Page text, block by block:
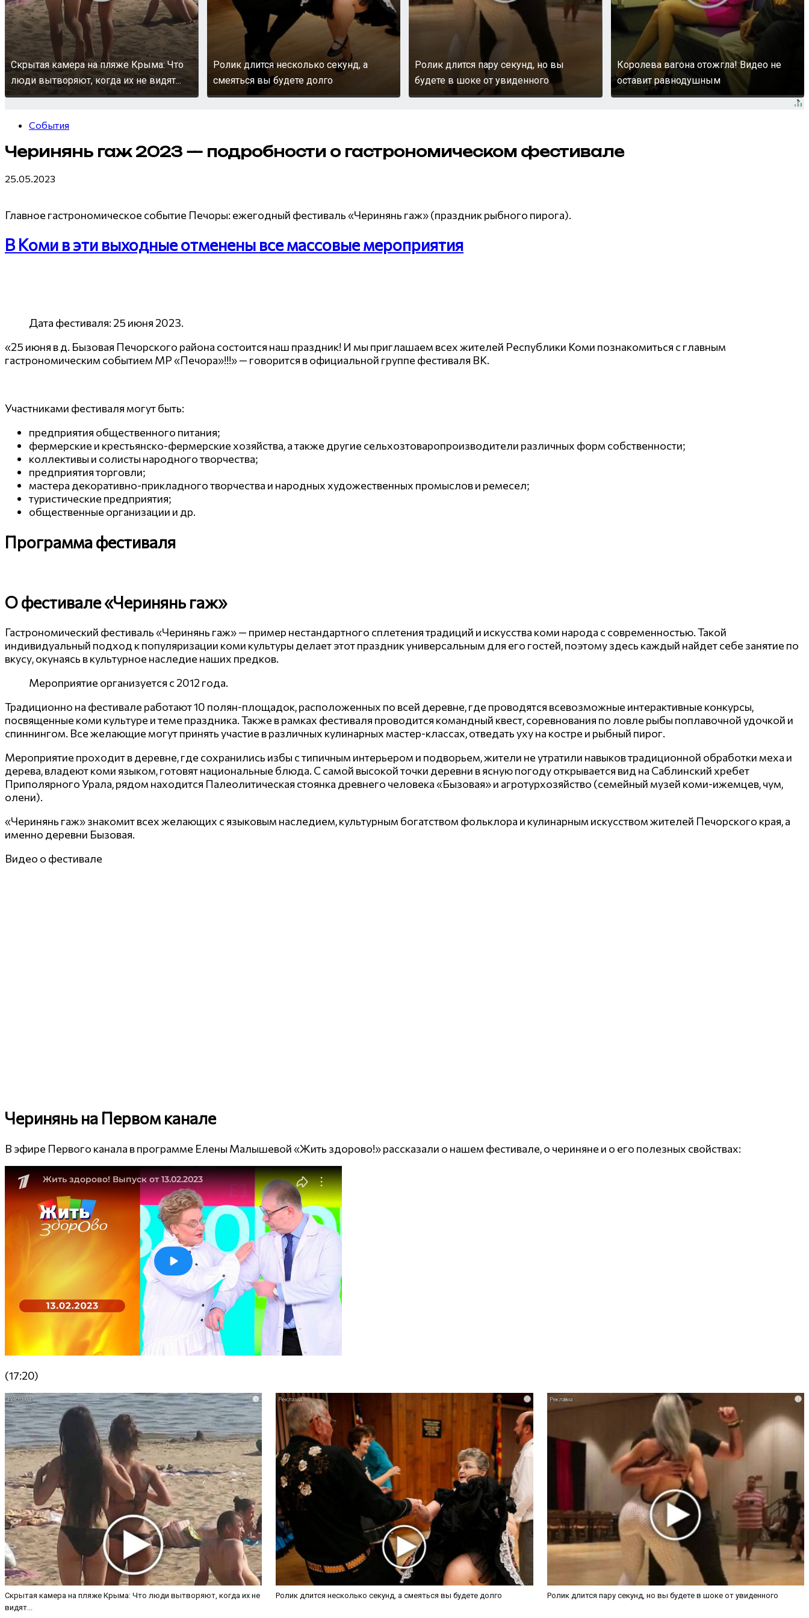
Скрытая камера на пляже Крыма: Что
люди вытворяют, когда их не видят...
Ролик длится несколько секунд, а
смеяться вы будете долго
Ролик длится пару секунд, но вы
будете в шоке от увиденного
Королева вагона отожгла! Видео не
оставит равнодушным
События
Черинянь гаж 2023 — подробности о гастрономическом фестивале
25.05.2023
Главное гастрономическое событие Печоры: ежегодный фестиваль «Черинянь гаж» (праздник рыбного пирога).
В Коми в эти выходные отменены все массовые мероприятия
Дата фестиваля: 25 июня 2023.
«25 июня в д. Бызовая Печорского района состоится наш праздник! И мы приглашаем всех жителей Республики Коми познакомиться с главным
гастрономическим событием МР «Печора»!!!» — говорится в официальной группе фестиваля ВК.
Участниками фестиваля могут быть:
предприятия общественного питания;
фермерские и крестьянско-фермерские хозяйства, а также другие сельхозтоваропроизводители различных форм собственности;
коллективы и солисты народного творчества;
предприятия торговли;
мастера декоративно-прикладного творчества и народных художественных промыслов и ремесел;
туристические предприятия;
общественные организации и др.
Программа фестиваля
О фестивале «Черинянь гаж»
Гастрономический фестиваль «Черинянь гаж» — пример нестандартного сплетения традиций и искусства коми народа с современностью. Такой
индивидуальный подход к популяризации коми культуры делает этот праздник универсальным для его гостей, поэтому здесь каждый найдет себе занятие по
вкусу, окунаясь в культурное наследие наших предков.
Мероприятие организуется с 2012 года.
Традиционно на фестивале работают 10 полян-площадок, расположенных по всей деревне, где проводятся всевозможные интерактивные конкурсы,
посвященные коми культуре и теме праздника. Также в рамках фестиваля проводится командный квест, соревнования по ловле рыбы поплавочной удочкой и
спиннингом. Все желающие могут принять участие в различных кулинарных мастер-классах, отведать уху на костре и рыбный пирог.
Мероприятие проходит в деревне, где сохранились избы с типичным интерьером и подворьем, жители не утратили навыков традиционной обработки меха и
дерева, владеют коми языком, готовят национальные блюда. С самой высокой точки деревни в ясную погоду открывается вид на Саблинский хребет
Приполярного Урала, рядом находится Палеолитическая стоянка древнего человека «Бызовая» и агротурхозяйство (семейный музей коми-ижемцев, чум,
олени).
«Черинянь гаж» знакомит всех желающих с языковым наследием, культурным богатством фольклора и кулинарным искусством жителей Печорского края, а
именно деревни Бызовая.
Видео о фестивале
Черинянь на Первом канале
В эфире Первого канала в программе Елены Малышевой «Жить здорово!» рассказали о нашем фестивале, о чериняне и о его полезных свойствах:
(17:20)
i
Скрытая камера на пляже Крыма: Что люди вытворяют, когда их не
видят...
i
Ролик длится несколько секунд, а смеяться вы будете долго
i
Ролик длится пару секунд, но вы будете в шоке от увиденного